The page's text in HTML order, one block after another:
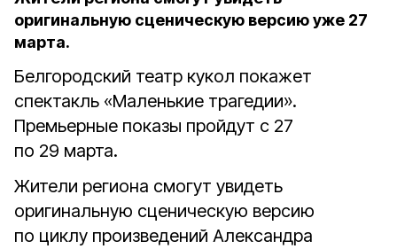
оригинальную сценическую версию уже 27
марта.
Белгородский театр кукол покажет
спектакль «Маленькие трагедии».
Премьерные показы пройдут с 27
по 29 марта.
Жители региона смогут увидеть
оригинальную сценическую версию
по циклу произведений Александра